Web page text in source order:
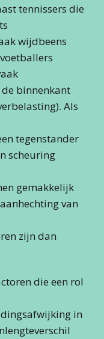
tennissers die
wijdbeens
binnenkant
Als
tegenstander
scheuring
gemakkelijk
van
zijn dan
die een rol
in